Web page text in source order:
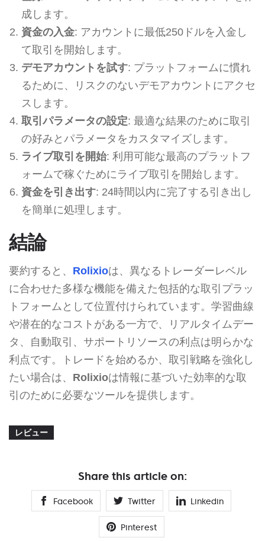
成します。
資金の入金: アカウントに最低250ドルを入金し
て取引を開始します。
デモアカウントを試す: プラットフォームに慣れ
るために、リスクのないデモアカウントにアクセ
スします。
取引パラメータの設定: 最適な結果のために取引
の好みとパラメータをカスタマイズします。
ライブ取引を開始: 利用可能な最高のプラットフ
ォームで稼ぐためにライブ取引を開始します。
資金を引き出す: 24時間以内に完了する引き出し
を簡単に処理します。
結論
要約すると、 Rolixioは、異なるトレーダーレベル
に合わせた多様な機能を備えた包括的な取引プラッ
トフォームとして位置付けられています。学習曲線
や潜在的なコストがある一方で、リアルタイムデー
タ、自動取引、サポートリソースの利点は明らかな
利点です。トレードを始めるか、取引戦略を強化し
たい場合は、 Rolixioは情報に基づいた効率的な取
引のために必要なツールを提供します。
レビュー
Share this article on:
Facebook Twitter Linkedin
Pinterest